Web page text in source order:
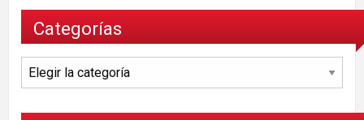
Categorías
Categorías